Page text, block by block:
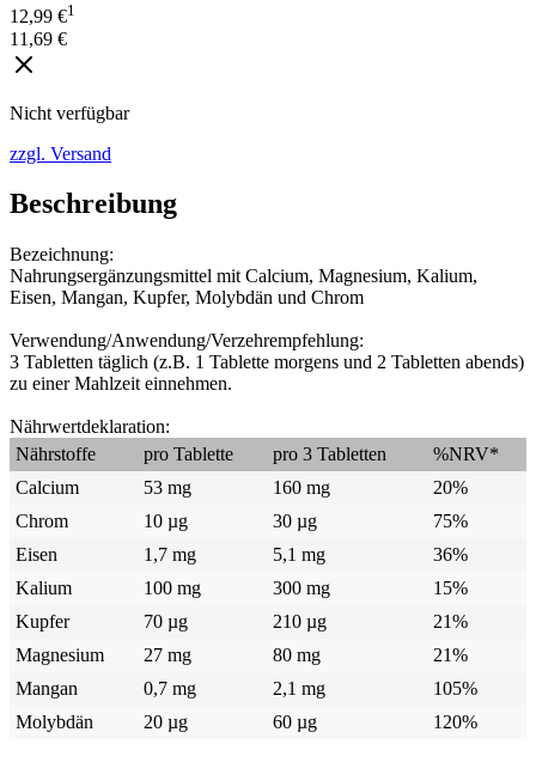
12,99 €1
11,69 €
Nicht verfügbar
zzgl. Versand
Beschreibung
Bezeichnung:
Nahrungsergänzungsmittel mit Calcium, Magnesium, Kalium,
Eisen, Mangan, Kupfer, Molybdän und Chrom
Verwendung/Anwendung/Verzehrempfehlung:
3 Tabletten täglich (z.B. 1 Tablette morgens und 2 Tabletten abends)
zu einer Mahlzeit einnehmen.
Nährwertdeklaration:
Nährstoffe
pro Tablette pro 3 Tabletten
%NRV*
Calcium
53 mg 160 mg
20%
Chrom
10 µg 30 µg
75%
Eisen
1,7 mg 5,1 mg
36%
Kalium
100 mg 300 mg
15%
Kupfer
70 µg 210 µg
21%
Magnesium
27 mg 80 mg
21%
Mangan
0,7 mg 2,1 mg
105%
Molybdän
20 µg 60 µg 120%